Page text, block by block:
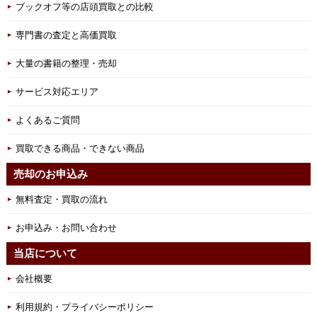
ブックオフ等の店頭買取との比較
専門書の査定と高価買取
大量の書籍の整理・売却
サービス対応エリア
よくあるご質問
買取できる商品・できない商品
売却のお申込み
無料査定・買取の流れ
お申込み・お問い合わせ
当店について
会社概要
利用規約・プライバシーポリシー